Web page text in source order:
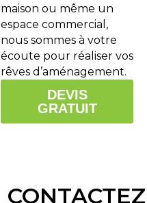
maison ou même un
espace commercial,
nous sommes à votre
écoute pour réaliser vos
rêves d’aménagement.
DEVIS
GRATUIT